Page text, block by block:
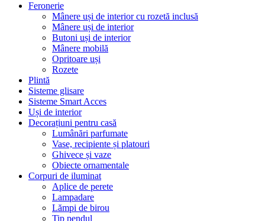
Feronerie
Mânere uși de interior cu rozetă inclusă
Mânere uși de interior
Butoni uși de interior
Mânere mobilă
Opritoare uși
Rozete
Plintă
Sisteme glisare
Sisteme Smart Acces
Uși de interior
Decorațiuni pentru casă
Lumânări parfumate
Vase, recipiente și platouri
Ghivece și vaze
Obiecte ornamentale
Corpuri de iluminat
Aplice de perete
Lampadare
Lămpi de birou
Tip pendul